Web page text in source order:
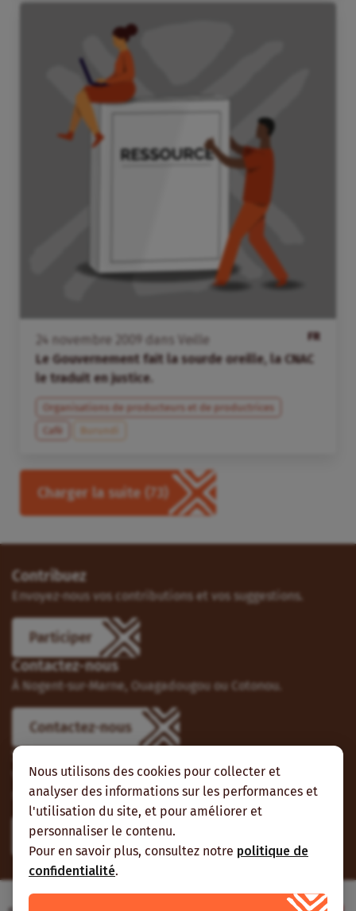
Nous utilisons des cookies pour collecter et
analyser des informations sur les performances et
l'utilisation du site, et pour améliorer et
personnaliser le contenu.
Pour en savoir plus, consultez notre politique de
confidentialité.
FR
24 novembre dans
Veille
Le Gouvernement fait la sourde oreille, la CNAC
le traduit en justice.
Organisations de producteurs et de productrices
Café
Charger la suite (73)
Contribuez
Envoyez-nous vos contributions et vos suggestions.
Participer
Contactez-nous
À Nogent-sur-Marne, Ouagadougou ou Cotonou.
Contactez-nous
Suivez-nous
Vous pouvez aussi vous abonner à nos flux RSS et nous
suivre sur les réseaux sociaux.